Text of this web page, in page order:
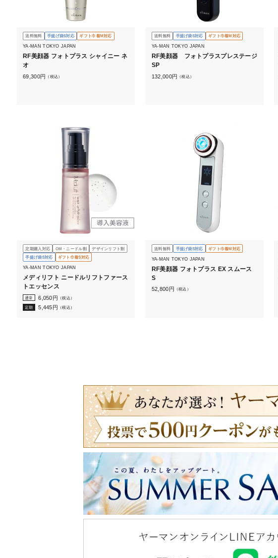
送料無料 手提げ袋S対応 ギフト巾着M対応
YA-MAN TOKYO JAPAN
RF美顔器 フォトプラス シャイニー ネ
オ
69,300円 （税込）
送料無料 手提げ袋S対応 ギフト巾着M対応
YA-MAN TOKYO JAPAN
RF美顔器 フォトプラスプレステージ
SP
132,000円 （税込）
定期購入対応 OM・ニードル割
デザインリフト割
手提げ袋S対応
ギフト巾着S対応
YA-MAN TOKYO JAPAN
メディリフト ニードルリフトファース
トエッセンス
通常 6,050円 （税込）
定期
5,445円 （税込）
送料無料 手提げ袋S対応 ギフト巾着M対応
YA-MAN TOKYO JAPAN
RF美顔器 フォトプラス EX スムース
S
52,800 円 （税込）